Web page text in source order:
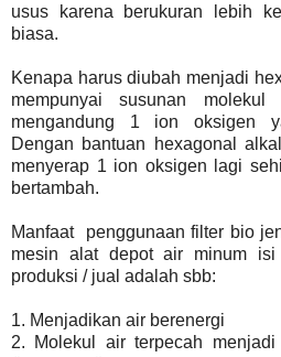
usus karena berukuran lebih
biasa.
Kenapa harus diubah menjadi
mempunyai susunan
mengandung 1 ion oksigen
Dengan bantuan hexagonal
menyerap 1 ion oksigen lagi
bertambah.
Manfaat penggunaan filter bio
mesin alat depot air minum
produksi / jual adalah sbb:
1. Menjadikan air berenergi
2. Molekul air terpecah